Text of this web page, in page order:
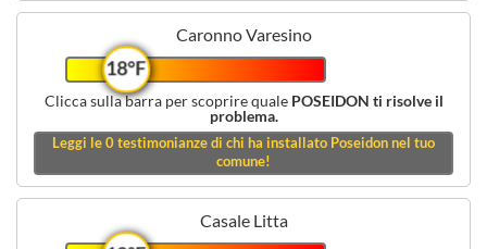
Caronno Varesino
18°F
Clicca sulla barra per scoprire quale POSEIDON ti risolve il
problema.
Leggi le0testimonianze di chi ha installato Poseidon nel tuo
comune!
Casale Litta